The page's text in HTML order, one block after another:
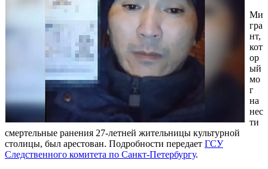
Ми
гра
нт,
кот
ор
ый
мо
г
на
нес
ти
смертельные ранения 27-летней жительницы культурной
столицы, был арестован. Подробности передает ГСУ
Следственного комитета по Санкт-Петербургу.